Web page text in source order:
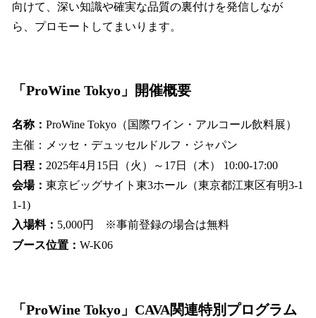
向けて、深い知識や確実な品質の裏付けを発信しなが
ら、プロモートしてまいります。
「ProWine Tokyo」開催概要
名称： ProWine Tokyo（国際ワイン・アルコール飲料展）
主催：メッセ・デュッセルドルフ・ジャパン
日程： 2025年4月15日（火）～17日（木） 10:00-17:00
会場： 東京ビッグサイト東3ホール（東京都江東区有明3-1
1-1)
入場料： 5,000円 ※事前登録の場合は無料
ブース位置： W-K06
「ProWine Tokyo」CAVA関連特別プログラム